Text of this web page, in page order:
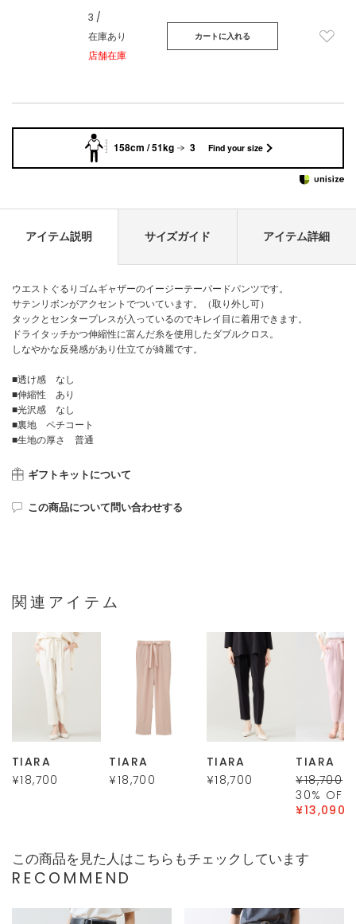
3 /
在庫あり
店舗在庫
カートに入れる
158cm / 51kg 3 Find your size
アイテム説明 サイズガイド アイテム詳細
ウエストぐるりゴムギャザーのイージーテーパードパンツです。
サテンリボンがアクセントでついています。（取り外し可）
タックとセンタープレスが入っているのでキレイ目に着用できます。
ドライタッチかつ伸縮性に富んだ糸を使用したダブルクロス。
しなやかな反発感があり仕立てが綺麗です。
■透け感 なし
■伸縮性 あり
■光沢感 なし
■裏地 ペチコート
■生地の厚さ 普通
ギフトキットについて
この商品について問い合わせする
関連アイテム
TIARA
¥18,700
TIARA
¥18,700
TIARA
¥18,700
TIARA
¥18,700
30% OFF
¥13,090
この商品を見た人はこちらもチェックしています
RECOMMEND